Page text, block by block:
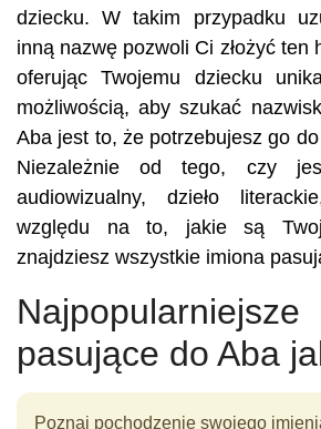
dziecku. W takim przypadku
inną nazwę pozwoli Ci złożyć ten
oferując Twojemu dziecku
możliwością, aby szukać
Aba jest to, że potrzebujesz go
Niezależnie od tego, czy
audiowizualny, dzieło
względu na to, jakie są
znajdziesz wszystkie imiona
pasujące do Aba
Poznaj pochodzenie swojego